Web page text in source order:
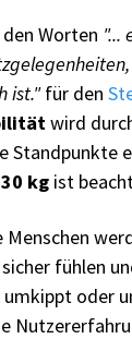
Worten "...
ist."für den
wird
Standpunkte
kg ist
fühlen
oder